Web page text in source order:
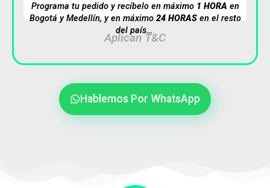
Programa tu pedido y recíbelo en máximo 1 HORA en
Bogotá y Medellín, y en máximo 24 HORASen el resto
del país…
Aplican T&C
Hablemos Por WhatsApp